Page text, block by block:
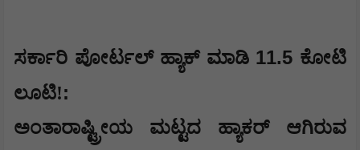
ಸರ್ಕಾರಿ ಪೋರ್ಟಲ್ ಹ್ಯಾಕ್ ಮಾಡಿ 11.5 ಕೋಟಿ
ಲೂಟಿ!:
ಅಂತಾರಾಷ್ಟ್ರೀಯ ಮಟ್ಟದ ಹ್ಯಾಕರ್ ಆಗಿರುವ